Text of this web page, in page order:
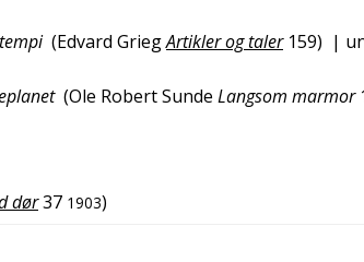
(Edvard GriegArtikler og taler 159) |
(Ole Robert Sunde Langsom marmor
dør37 1903)